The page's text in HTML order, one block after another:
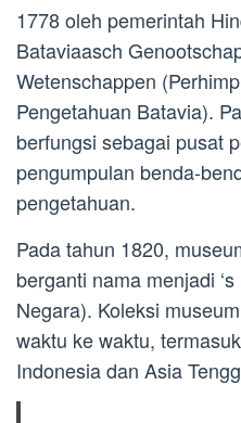
1778 oleh pemerintah
Bataviaasch
Wetenschappen
Pengetahuan Batavia).
berfungsi sebagai pusat
pengumpulan benda-
pengetahuan.
Pada tahun 1820,
berganti nama menjadi
Negara). Koleksi
waktu ke waktu,
Indonesia dan Asia